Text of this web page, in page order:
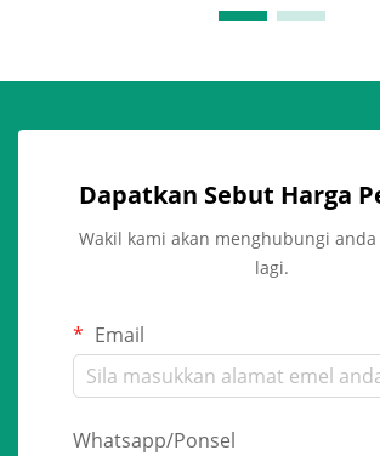
Dapatkan Sebut Harga
Wakil kami akan menghubungi
lagi.
Email
Whatsapp/Ponsel